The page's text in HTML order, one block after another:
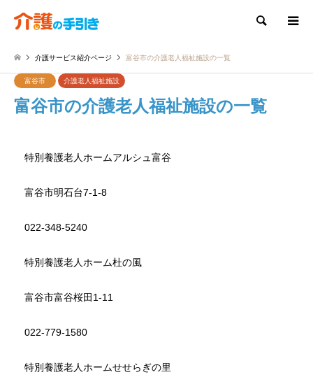
検索
介護サービス紹介ページ 富谷市の介護老人福祉施設の一覧
富谷市 介護老人福祉施設
富谷市の介護老人福祉施設の一覧
特別養護老人ホームアルシュ富谷
富谷市明石台7-1-8
022-348-5240
特別養護老人ホーム杜の風
富谷市富谷桜田1-11
022-779-1580
特別養護老人ホームせせらぎの里